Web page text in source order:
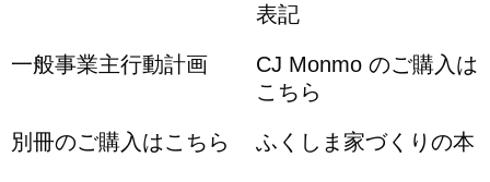
表記
一般事業主行動計画
CJ Monmo のご購入は
こちら
別冊のご購入はこちら ふくしま家づくりの本